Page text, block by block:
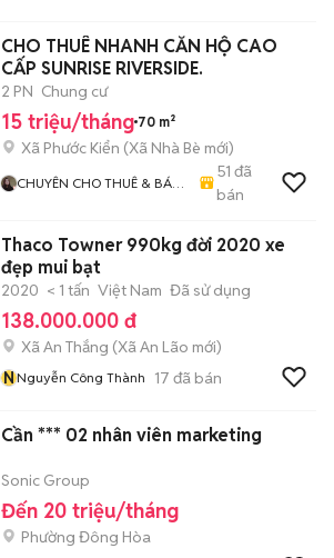
CHO THUÊ NHANH CĂN HỘ CAO
CẤP SUNRISE RIVERSIDE.
2 PN Chung cư
15 triệu/tháng 70 m²
Xã Phước Kiển (Xã Nhà Bè mới)
CHUYÊN CHO THUÊ & BÁN
51 đã
bán
Thaco Towner 990kg đời 2020 xe
đẹp mui bạt
2020 < 1 tấn Việt Nam Đã sử dụng
138.000.000 đ
Xã An Thắng (Xã An Lão mới)
NNguyễn Công Thành 17 đã bán
Cần *** 02 nhân viên marketing
Sonic Group
Đến 20 triệu/tháng
Phường Đông Hòa